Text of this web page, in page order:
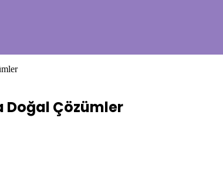
Doğal Çözümler